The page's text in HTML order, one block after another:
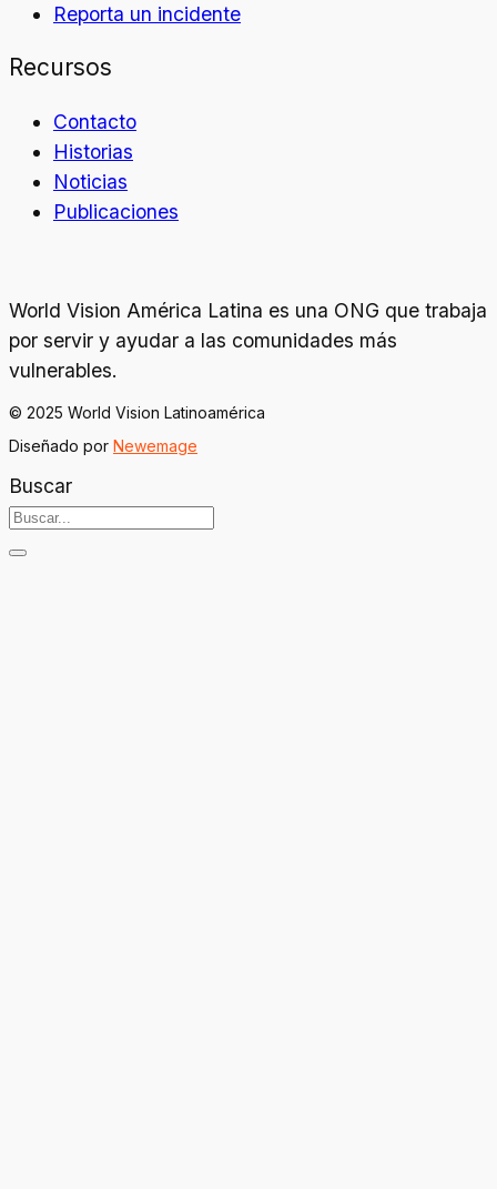
Reporta un incidente
Recursos
Contacto
Historias
Noticias
Publicaciones
World Vision América Latina es una ONG que trabaja
por servir y ayudar a las comunidades más
vulnerables.
© 2025 World Vision Latinoamérica
Diseñado por Newemage
Buscar